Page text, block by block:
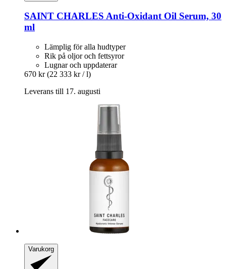
SAINT CHARLES Anti-​Oxidant Oil Serum, 30
ml
Lämplig för alla hudtyper
Rik på oljor och fettsyror
Lugnar och uppdaterar
670 kr (22 333 kr / l)
Leverans till 17. augusti
Varukorg